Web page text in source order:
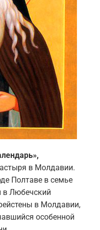
в Молдавии.
Полтаве в семье
в Любечский
в Молдавии,
особенной